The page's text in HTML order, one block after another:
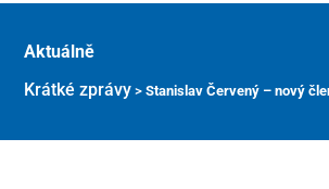
Aktuálně
Krátké zprávy >Stanislav Červený – nový